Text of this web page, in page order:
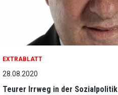
EXTRABLATT
28.08.2020
Teurer Irrweg in der Sozialpolitik